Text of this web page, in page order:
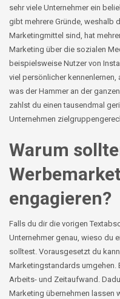
sehr viele Unternehmer ein
gibt mehrere Gründe, weshalb
Marketingmittel sind, hat
Marketing über die sozialen
beispielsweise Nutzer von
viel persönlicher kennenlernen,
was der Hammer an der
zahlst du einen tausendmal
Unternehmen
Warum
engagieren?
Falls du dir die vorigen
Unternehmer genau, wieso du
solltest. Vorausgesetzt du
Marketingstandards umgehen.
Arbeits- und Zeitaufwand.
Marketing übernehmen lassen